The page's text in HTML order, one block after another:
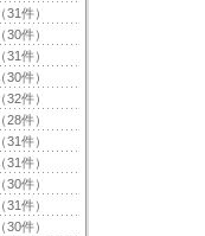
（31件）
（30件）
（31件）
（30件）
（32件）
（28件）
（31件）
（31件）
（30件）
（31件）
（30件）